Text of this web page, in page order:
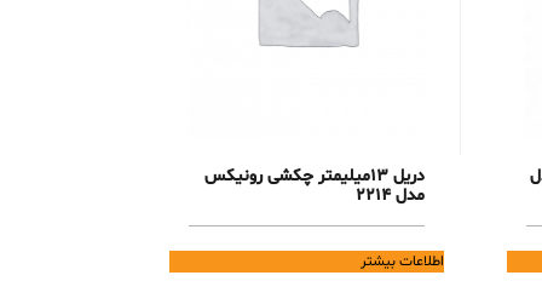
دریل 13میلیمتر چکشی رونیکس
مدل 2214
اطلاعات بیشتر